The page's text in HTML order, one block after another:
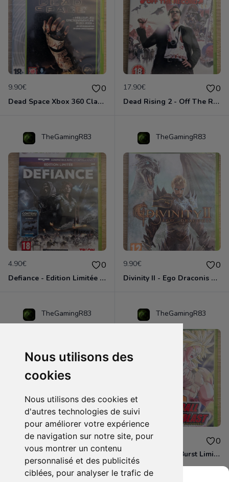
Nous utilisons des
cookies
Nous utilisons des cookies et
d'autres technologies de suivi
pour améliorer votre expérience
de navigation sur notre site, pour
vous montrer un contenu
personnalisé et des publicités
ciblées, pour analyser le trafic de
9.90€ 0
Dead Space Xbox 360 Classics
17.90€ 0
Dead Rising 2 - Off The Record Xbox 360
TheGamingR83
4.90€ 0
Defiance - Edition Limitée Xbox 360
TheGamingR83
9.90€ 0
Divinity II - Ego Draconis Xbox 360
TheGamingR83
7.90€ 0
Dragon Ball Z - Burst Limit Xbox 360
TheGamingR83
6.90€ 0
Dragon Ball Z - Burst Limit Xbox 360